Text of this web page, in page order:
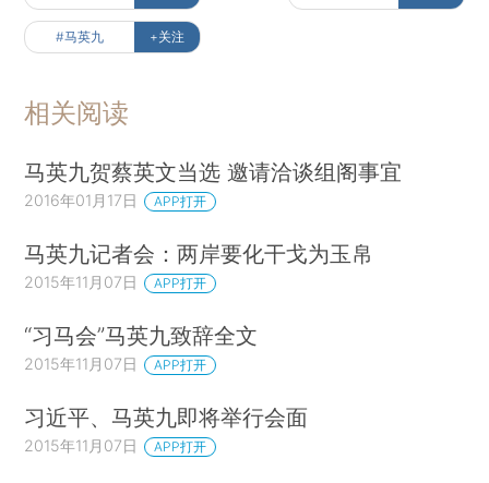
#马英九 +关注
相关阅读
马英九贺蔡英文当选 邀请洽谈组阁事宜
2016年01月17日 APP打开
马英九记者会：两岸要化干戈为玉帛
2015年11月07日 APP打开
“习马会”马英九致辞全文
2015年11月07日 APP打开
习近平、马英九即将举行会面
2015年11月07日 APP打开